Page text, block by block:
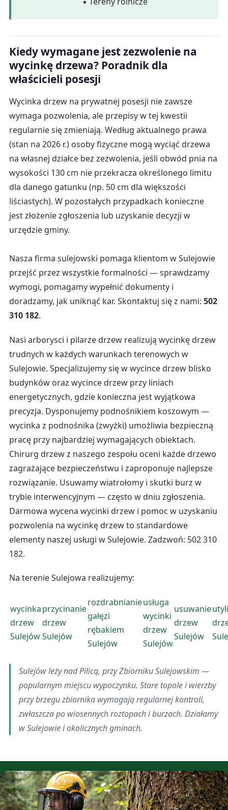
Kiedy wymagane jest zezwolenie na
wycinkę drzewa? Poradnik dla
właścicieli posesji
Wycinka drzew na prywatnej posesji nie zawsze
wymaga pozwolenia, ale przepisy w tej kwestii
regularnie się zmieniają. Według aktualnego prawa
(stan na 2026 r.) osoby fizyczne mogą wyciąć drzewa
na własnej działce bez zezwolenia, jeśli obwód pnia na
wysokości 130 cm nie przekracza określonego limitu
dla danego gatunku (np. 50 cm dla większości
liściastych). W pozostałych przypadkach konieczne
jest złożenie zgłoszenia lub uzyskanie decyzji w
urzędzie gminy.
Nasza firma sulejowski pomaga klientom w Sulejowie
przejść przez wszystkie formalności — sprawdzamy
wymogi, pomagamy wypełnić dokumenty i
doradzamy, jak uniknąć kar. Skontaktuj się z nami: 502
310 182.
Nasi arborysci i pilarze drzew realizują wycinkę drzew
trudnych w każdych warunkach terenowych w
Sulejowie. Specjalizujemy się w wycince drzew blisko
budynków oraz wycince drzew przy liniach
energetycznych, gdzie konieczna jest wyjątkowa
precyzja. Dysponujemy podnośnikiem koszowym —
wycinka z podnośnika (zwyżki) umożliwia bezpieczną
pracę przy najbardziej wymagających obiektach.
Chirurg drzew z naszego zespołu oceni każde drzewo
zagrażające bezpieczeństwu i zaproponuje najlepsze
rozwiązanie. Usuwamy wiatrołomy i skutki burz w
trybie interwencyjnym — często w dniu zgłoszenia.
Darmowa wycena wycinki drzew i pomoc w uzyskaniu
pozwolenia na wycinkę drzew to standardowe
elementy naszej usługi w Sulejowie. Zadzwoń: 502 310
182.
Na terenie Sulejowa realizujemy:
wycinka
drzew
Sulejów
przycinanie
drzew
Sulejów
rozdrabnianie
gałęzi
rębakiem
Sulejów
usługa
wycinki
drzew
Sulejów
usuwanie
drzew
Sulejów
Sulejów leży nad Pilicą, przy Zbiorniku Sulejowskim —
popularnym miejscu wypoczynku. Stare topole i wierzby
przy brzegu zbiornika wymagają regularnej kontroli,
zwłaszcza po wiosennych roztopach i burzach. Działamy
w Sulejowie i okolicznych gminach.